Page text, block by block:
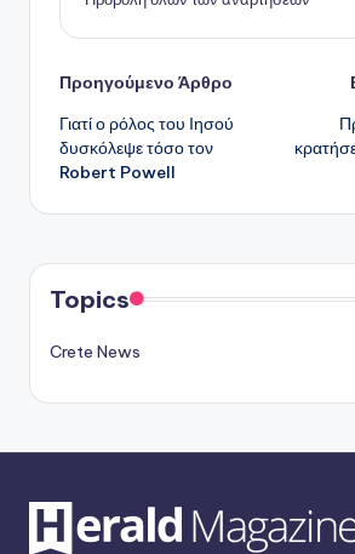
Πλοήγηση
δημοσιεύσεων
Προηγούμενο Άρθρο
Γιατί ο ρόλος του Ιησού
δυσκόλεψε τόσο τον
Robert Powell
Topics
Crete News